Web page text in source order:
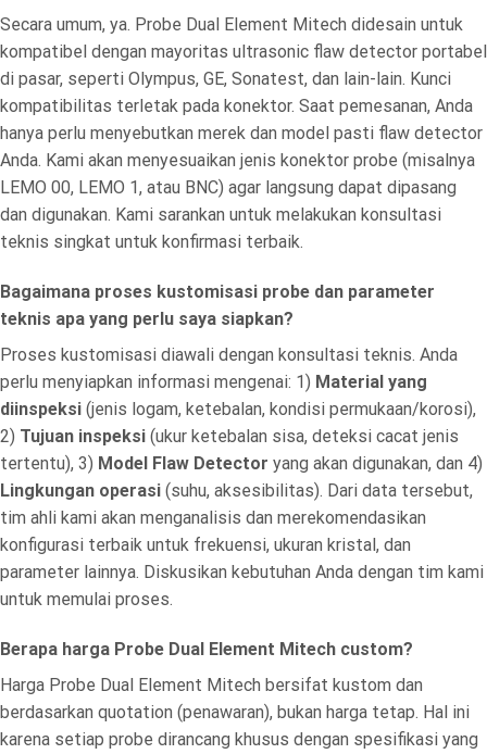
Secara umum, ya. Probe Dual Element Mitech didesain untuk
kompatibel dengan mayoritas ultrasonic flaw detector portabel
di pasar, seperti Olympus, GE, Sonatest, dan lain-lain. Kunci
kompatibilitas terletak pada konektor. Saat pemesanan, Anda
hanya perlu menyebutkan merek dan model pasti flaw detector
Anda. Kami akan menyesuaikan jenis konektor probe (misalnya
LEMO 00, LEMO 1, atau BNC) agar langsung dapat dipasang
dan digunakan. Kami sarankan untuk melakukan konsultasi
teknis singkat untuk konfirmasi terbaik.
Bagaimana proses kustomisasi probe dan parameter
teknis apa yang perlu saya siapkan?
Proses kustomisasi diawali dengan konsultasi teknis. Anda
perlu menyiapkan informasi mengenai: 1) Material yang
diinspeksi (jenis logam, ketebalan, kondisi permukaan/korosi),
2) Tujuan inspeksi (ukur ketebalan sisa, deteksi cacat jenis
tertentu), 3) Model Flaw Detector yang akan digunakan, dan 4)
Lingkungan operasi (suhu, aksesibilitas). Dari data tersebut,
tim ahli kami akan menganalisis dan merekomendasikan
konfigurasi terbaik untuk frekuensi, ukuran kristal, dan
parameter lainnya. Diskusikan kebutuhan Anda dengan tim kami
untuk memulai proses.
Berapa harga Probe Dual Element Mitech custom?
Harga Probe Dual Element Mitech bersifat kustom dan
berdasarkan quotation (penawaran), bukan harga tetap. Hal ini
karena setiap probe dirancang khusus dengan spesifikasi yang